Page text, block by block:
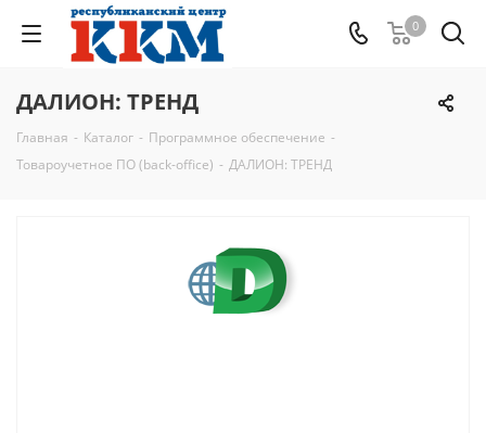
0
ДАЛИОН: ТРЕНД
Главная - Каталог - Программное обеспечение -
Товароучетное ПО (back-office) - ДАЛИОН: ТРЕНД